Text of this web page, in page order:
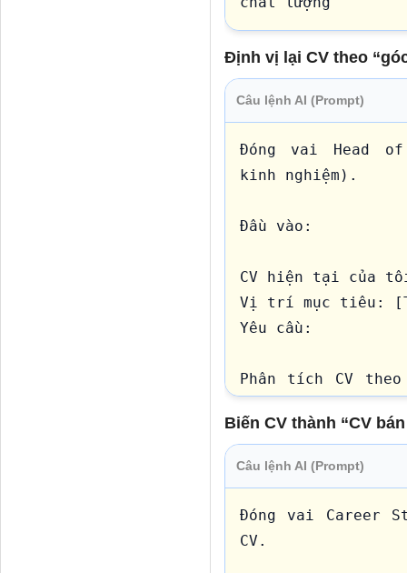
Định vị lại CV theo
Câu lệnh AI (Prompt)
Đóng vai Head
kinh nghiệm).
Đầu vào:
CV hiện tại của
Vị trí mục tiêu:
Yêu cầu:
Phân tích CV
Chỉ ra:
thuyết phục
3 điểm mạnh cần
Biến CV thành “CV
Câu lệnh AI (Prompt)
Đóng vai Career
CV.